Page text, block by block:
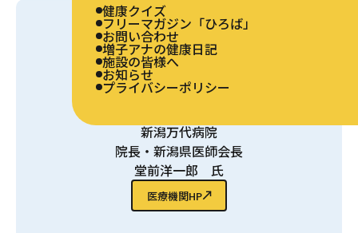
健康クイズ
フリーマガジン「ひろば」
お問い合わせ
増子アナの健康日記
施設の皆様へ
お知らせ
プライバシーポリシー
今月の先生
新潟万代病院
新潟万代病院
院長・新潟県医師会長
堂前洋一郎 氏
医療機関HP